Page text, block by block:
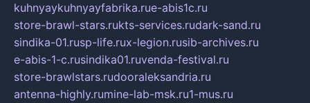
kuhnyaykuhnyayfabrika.rue-abis1c.ru
store-brawl-stars.rukts-services.rudark-sand.ru
sindika-01.rusp-life.rux-legion.rusib-archives.ru
e-abis-1-c.rusindika01.ruvenda-festival.ru
store-brawlstars.rudooraleksandria.ru
antenna-highly.rumine-lab-msk.ru1-mus.ru